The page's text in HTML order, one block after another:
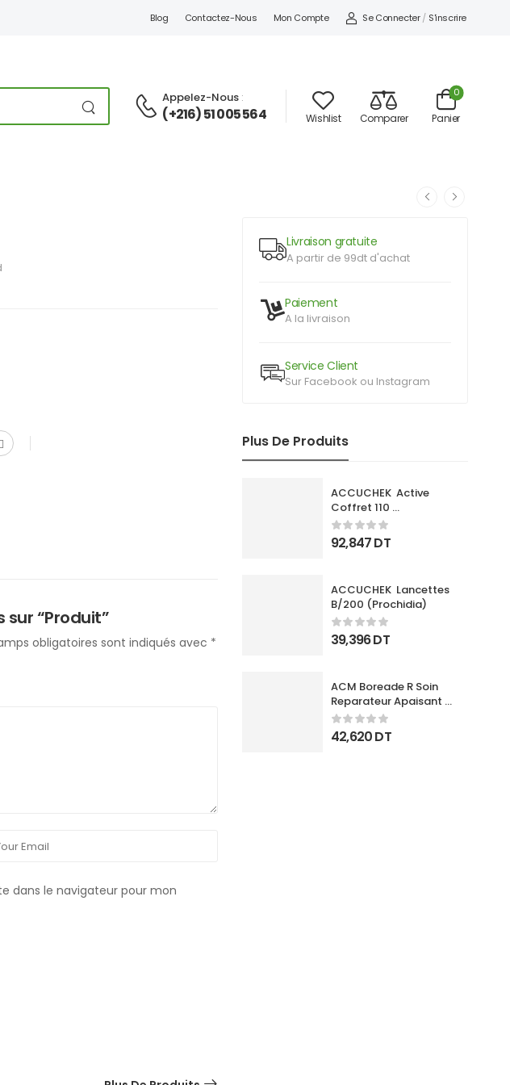
Blog Contactez-Nous Mon Compte Se Connecter / S'inscrire
Appelez-Nous :
(+216) 51 005 564 Wishlist Comparer Panier
0
Livraison gratuite
A partir de 99dt d'achat
Paiement
A la livraison
Service Client
Sur Facebook ou Instagram
Plus De Produits
ACCUCHEK  Active
Coffret 110
Bandlettes+Appareil
92,847DT
ACCUCHEK  Lancettes
B/200 (Prochidia)
39,396DT
ACM Boreade R Soin
Reparateur Apaisant
40Ml
42,620DT
“Produit”
obligatoires sont indiqués avec *
dans le navigateur pour mon